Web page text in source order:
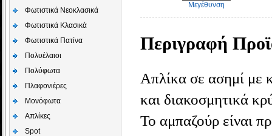
Φωτιστικά Νεοκλασικά
Φωτιστικά Κλασικά
Φωτιστικά Πατίνα
Πολυέλαιοι
Πολύφωτα
Πλαφονιέρες
Μονόφωτα
Απλίκες
Spot
Μεγέθυνση
Περιγραφή
Απλίκα σε ασημί με
και διακοσμητικά
Το αμπαζούρ είναι